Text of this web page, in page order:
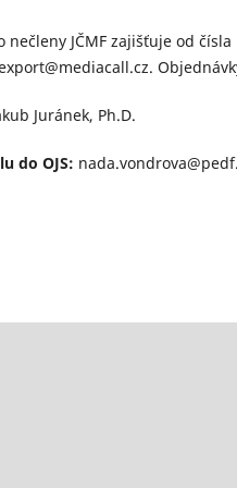
JČMF zajišťuje od
Juránek, Ph.D.
do OJS: